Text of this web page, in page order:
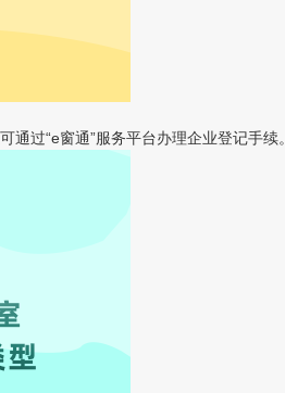
通过“e窗通”服务平台办理企业登记手